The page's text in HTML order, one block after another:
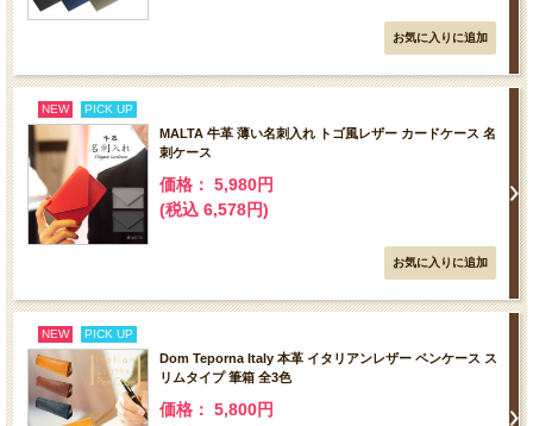
NEW PICK UP
MALTA 牛革 薄い名刺入れ トゴ風レザー カードケース 名
刺ケース
価格： 5,980円
(税込 6,578円)
NEW PICK UP
Dom Teporna Italy 本革 イタリアンレザー ペンケース ス
リムタイプ 筆箱 全3色
価格： 5,800円